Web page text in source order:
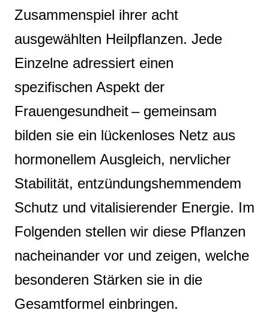
Zusammenspiel ihrer acht
ausgewählten Heilpflanzen. Jede
Einzelne adressiert einen
spezifischen Aspekt der
Frauengesundheit – gemeinsam
bilden sie ein lückenloses Netz aus
hormonellem Ausgleich, nervlicher
Stabilität, entzündungshemmendem
Schutz und vitalisierender Energie. Im
Folgenden stellen wir diese Pflanzen
nacheinander vor und zeigen, welche
besonderen Stärken sie in die
Gesamtformel einbringen.